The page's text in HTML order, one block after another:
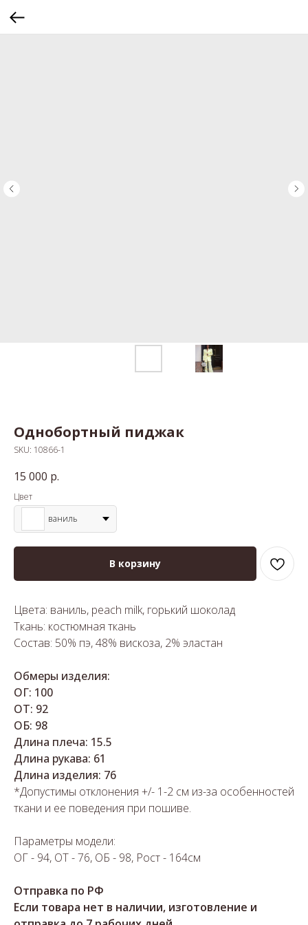
Однобортный пиджак
SKU: 10866-1
15 000 р.
Цвет
ваниль
В корзину
Цвета: ваниль, peach milk, горький шоколад
Ткань: костюмная ткань
Состав: 50% пэ, 48% вискоза, 2% эластан
Обмеры изделия:
ОГ: 100
ОТ: 92
ОБ: 98
Длина плеча: 15.5
Длина рукава: 61
Длина изделия: 76
*Допустимы отклонения +/- 1-2 см из-за особенностей
ткани и ее поведения при пошиве.
Параметры модели:
ОГ - 94, ОТ - 76, ОБ - 98, Рост - 164см
Отправка по РФ
Если товара нет в наличии, изготовление и